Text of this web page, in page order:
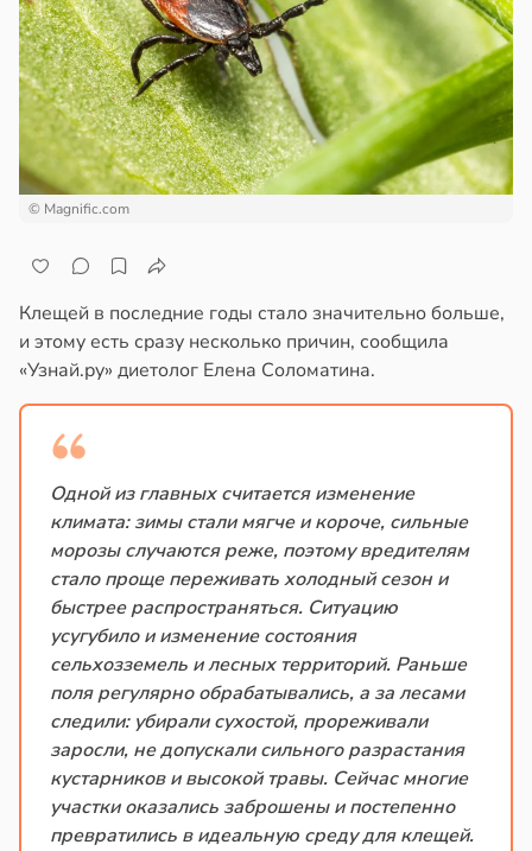
13:55
13:52
© Magnific.com
Клещей в последние годы стало значительно больше,
и этому есть сразу несколько причин, сообщила
«Узнай.ру» диетолог Елена Соломатина.
Одной из главных считается изменение
климата: зимы стали мягче и короче, сильные
морозы случаются реже, поэтому вредителям
стало проще переживать холодный сезон и
быстрее распространяться. Ситуацию
усугубило и изменение состояния
сельхозземель и лесных территорий. Раньше
поля регулярно обрабатывались, а за лесами
следили: убирали сухостой, прореживали
заросли, не допускали сильного разрастания
кустарников и высокой травы. Сейчас многие
участки оказались заброшены и постепенно
превратились в идеальную среду для клещей.
20:58
19:27
17:21